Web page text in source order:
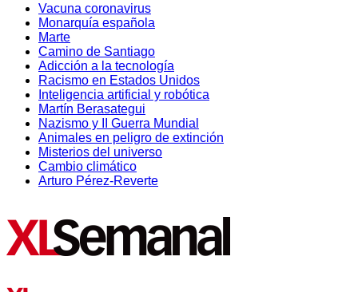
Vacuna coronavirus
Monarquía española
Marte
Camino de Santiago
Adicción a la tecnología
Racismo en Estados Unidos
Inteligencia artificial y robótica
Martín Berasategui
Nazismo y II Guerra Mundial
Animales en peligro de extinción
Misterios del universo
Cambio climático
Arturo Pérez-Reverte